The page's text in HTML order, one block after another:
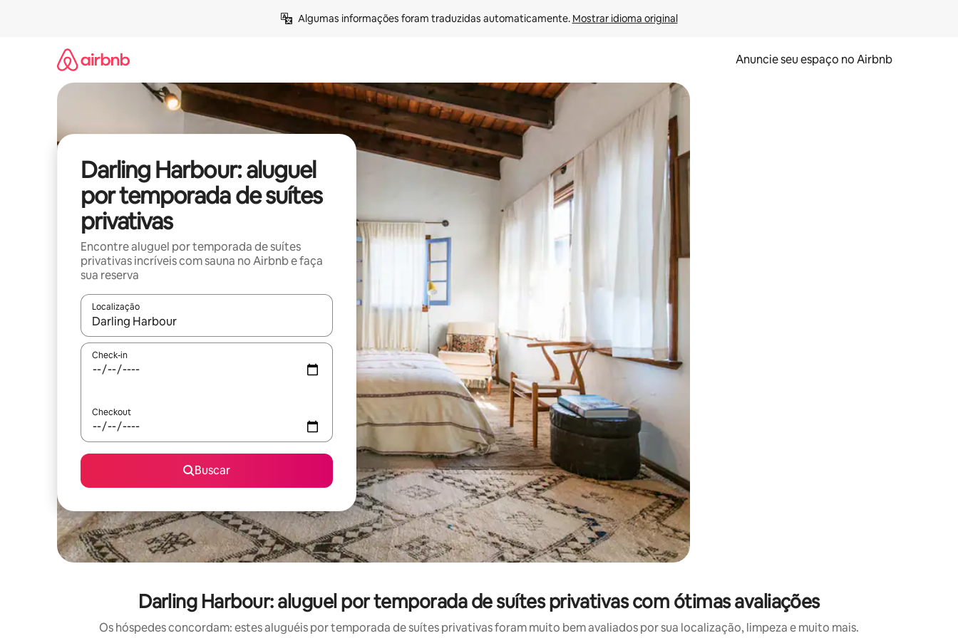
Algumas informações foram traduzidas automaticamente. Mostrar idioma original
Anuncie seu espaço no Airbnb
Darling Harbour: aluguel
por temporada de suítes
privativas
Encontre aluguel por temporada de suítes
privativas incríveis com sauna no Airbnb e faça
sua reserva
Localização
Quando os resultados estiverem disponíveis, explore-os usando as seta para cima e para baixo do teclado ou tocando e deslizando o dedo na tela.
Check-in
Checkout
Buscar
Darling Harbour: aluguel por temporada de suítes privativas com ótimas avaliações
Os hóspedes concordam: estes aluguéis por temporada de suítes privativas foram muito bem avaliados por sua localização, limpeza e muito mais.